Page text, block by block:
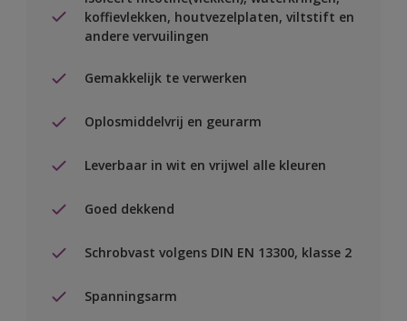
koffievlekken, houtvezelplaten, viltstift en
andere vervuilingen
Gemakkelijk te verwerken
Oplosmiddelvrij en geurarm
Leverbaar in wit en vrijwel alle kleuren
Goed dekkend
Schrobvast volgens DIN EN 13300, klasse 2
Spanningsarm